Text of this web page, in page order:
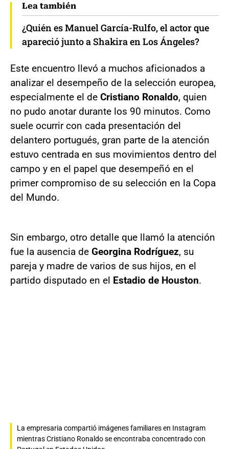
Lea también
¿Quién es Manuel García-Rulfo, el actor que
apareció junto a Shakira en Los Ángeles?
Este encuentro llevó a muchos aficionados a
analizar el desempeño de la selección europea,
especialmente el de Cristiano Ronaldo, quien
no pudo anotar durante los 90 minutos. Como
suele ocurrir con cada presentación del
delantero portugués, gran parte de la atención
estuvo centrada en sus movimientos dentro del
campo y en el papel que desempeñó en el
primer compromiso de su selección en la Copa
del Mundo.
Sin embargo, otro detalle que llamó la atención
fue la ausencia de Georgina Rodríguez, su
pareja y madre de varios de sus hijos, en el
partido disputado en el Estadio de Houston.
La empresaria compartió imágenes familiares en Instagram
mientras Cristiano Ronaldo se encontraba concentrado con